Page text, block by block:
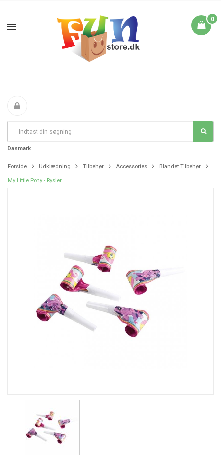
0
Fri Fragt fra 199 i
Danmark
DAG TIL DAG LEVERING
Forside Udklædning Tilbehør Accessories Blandet Tilbehør
My Little Pony - Rysler